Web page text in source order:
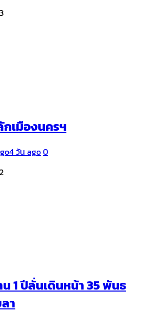
เมืองนครฯ
4 วัน ago0
1 ปีลั่นเดินหน้า 35 พันธ
า